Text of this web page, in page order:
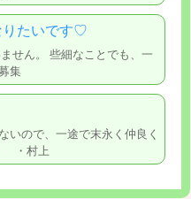
たいです♡
せん。 些細なことでも、一
集
いので、一途で末永く仲良く
・村上